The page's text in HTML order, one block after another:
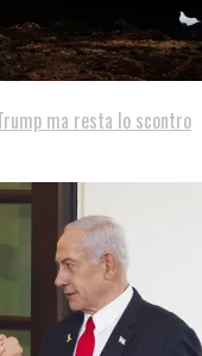
ma resta lo scontro